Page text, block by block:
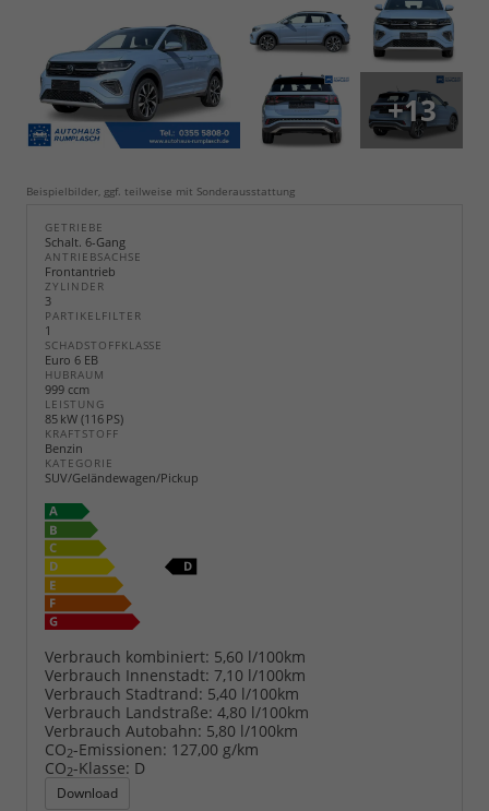
+13
Beispielbilder, ggf. teilweise mit Sonderausstattung
GETRIEBE
Schalt. 6-Gang
ANTRIEBSACHSE
Frontantrieb
ZYLINDER
3
PARTIKELFILTER
1
SCHADSTOFFKLASSE
Euro 6 EB
HUBRAUM
999 ccm
LEISTUNG
85 kW (116 PS)
KRAFTSTOFF
Benzin
KATEGORIE
SUV/Geländewagen/Pickup
Verbrauch kombiniert: 5,60 l/100km
Verbrauch Innenstadt: 7,10 l/100km
Verbrauch Stadtrand: 5,40 l/100km
Verbrauch Landstraße: 4,80 l/100km
Verbrauch Autobahn: 5,80 l/100km
CO2-Emissionen: 127,00 g/km
CO2-Klasse: D
Download